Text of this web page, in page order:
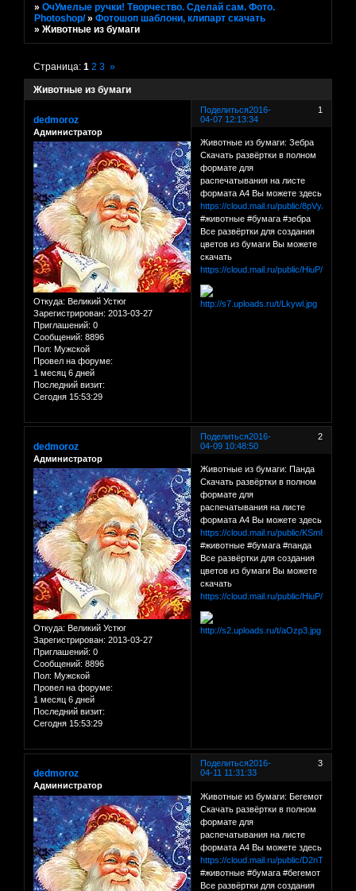
»ОчУмелые ручки! Творчество. Сделай сам. Фото.
Photoshop/ »Фотошоп шаблони, клипарт скачать
»Животные из бумаги
Животные из бумаги
Страница:1 2 3 »
Поделиться 1
2016-
04-07 12:13:34
dedmoroz
Администратор
Откуда: Великий Устюг
Зарегистрирован: 2013-03-27
Приглашений: 0
Сообщений: 8896
Пол: Мужской
Провел на форуме:
1 месяц 6 дней
Последний визит:
Сегодня 15:53:29
Животные из бумаги: Зебра
Скачать развёртки в полном
формате для
распечатывания на листе
формата А4 Вы можете здесь
https://cloud.mail.ru/public/8pVy/
#животные #бумага #зебра
Все развёртки для создания
цветов из бумаги Вы можете
скачать
https://cloud.mail.ru/public/HiuP/
Поделиться 2
2016-
04-09 10:48:50
dedmoroz
Администратор
Откуда: Великий Устюг
Зарегистрирован: 2013-03-27
Приглашений: 0
Сообщений: 8896
Пол: Мужской
Провел на форуме:
1 месяц 6 дней
Последний визит:
Сегодня 15:53:29
Животные из бумаги: Панда
Скачать развёртки в полном
формате для
распечатывания на листе
формата А4 Вы можете здесь
https://cloud.mail.ru/public/KSm8/
#животные #бумага #панда
Все развёртки для создания
цветов из бумаги Вы можете
скачать
https://cloud.mail.ru/public/HiuP/
Поделиться 3
2016-
04-11 11:31:33
dedmoroz
Администратор
Животные из бумаги: Бегемот
Скачать развёртки в полном
формате для
распечатывания на листе
формата А4 Вы можете здесь
https://cloud.mail.ru/public/D2nT/
#животные #бумага #бегемот
Все развёртки для создания